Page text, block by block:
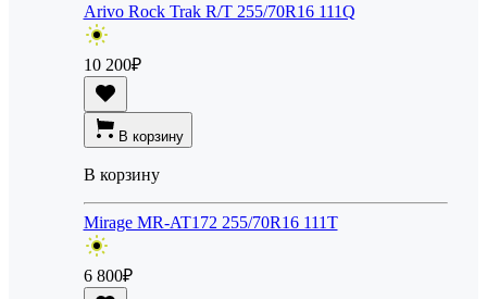
Arivo Rock Trak R/T 255/70R16 111Q
10 200₽
В корзину
В корзину
Mirage MR-AT172 255/70R16 111T
6 800₽